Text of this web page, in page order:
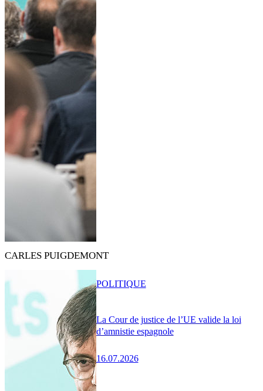
CARLES PUIGDEMONT
La Cour de justice de l’UE valide la loi
d’amnistie espagnole
16.07.2026
POLITIQUE